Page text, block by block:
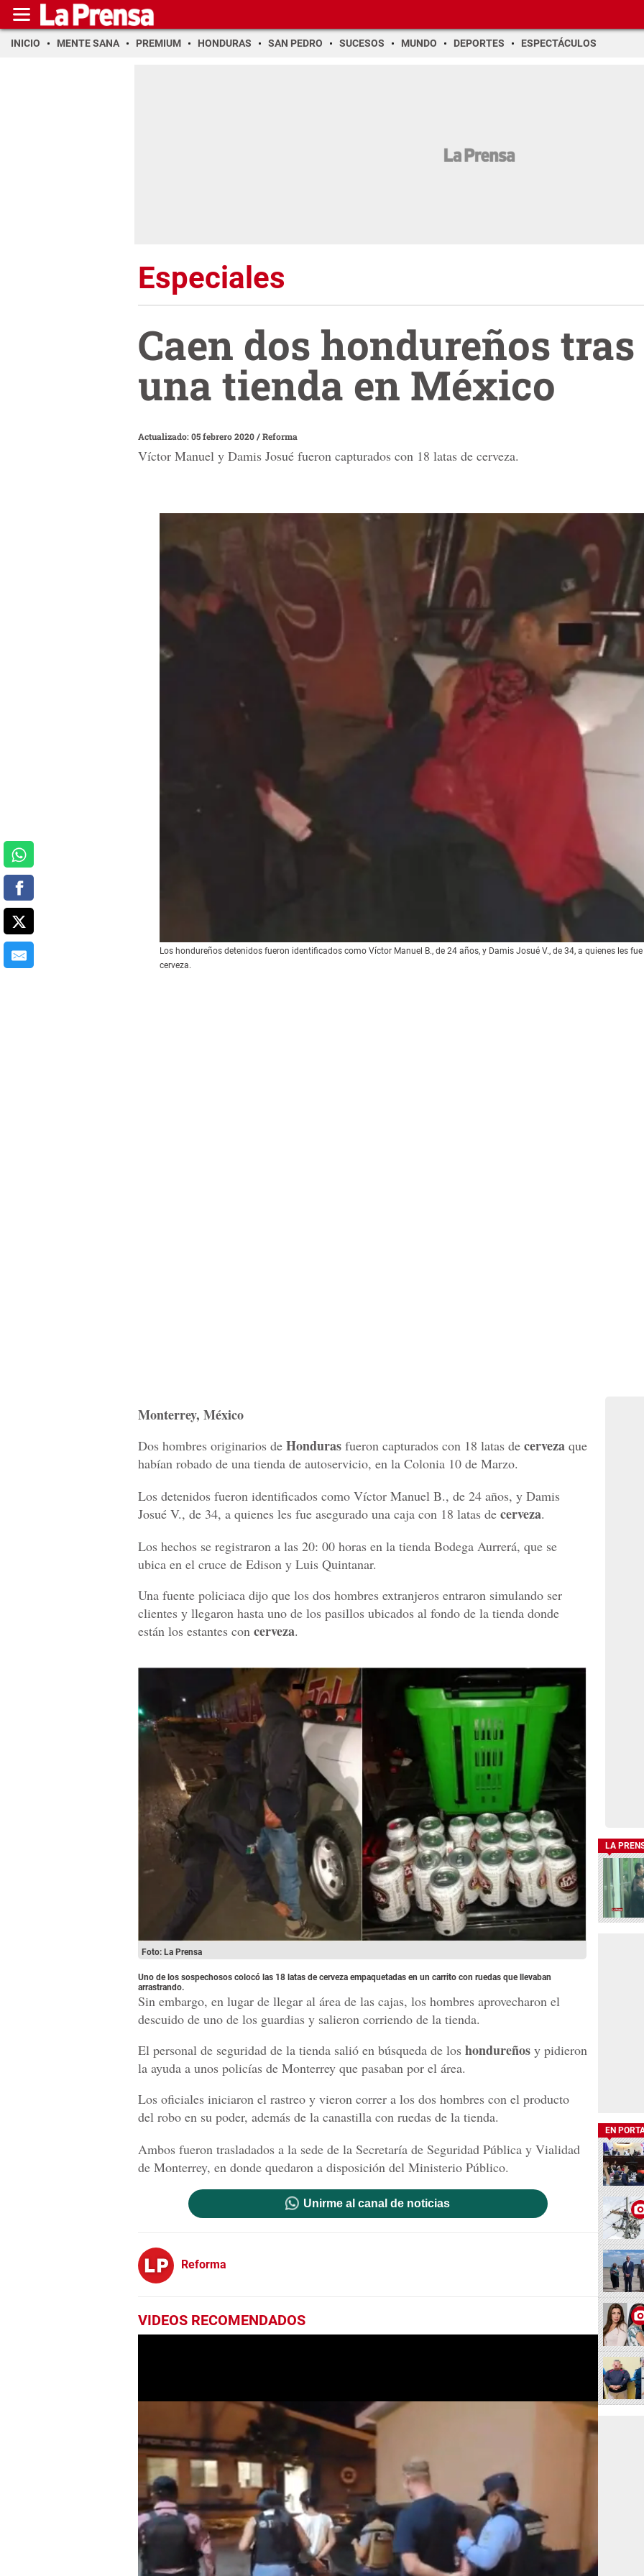
INICIO MENTE SANA PREMIUM HONDURAS SAN PEDRO SUCESOS MUNDO DEPORTES ESPECTÁCULOS
Especiales
Caen dos hondureños
una tienda en México
Actualizado: 05 febrero 2020/Reforma
Víctor Manuel y Damis Josué fueron capturados con 18 latas de cerveza.
Los hondureños detenidos fueron identificados como Víctor Manuel B., de 24 años, y Damis Josué V., de 34, a quienes les
cerveza.
Monterrey, México
Dos hombres originarios de Honduras fueron capturados con 18 latas de cerveza que
habían robado de una tienda de autoservicio, en la Colonia 10 de Marzo.
Los detenidos fueron identificados como Víctor Manuel B., de 24 años, y Damis
Josué V., de 34, a quienes les fue asegurado una caja con 18 latas de cerveza.
Los hechos se registraron a las 20: 00 horas en la tienda Bodega Aurrerá, que se
ubica en el cruce de Edison y Luis Quintanar.
Una fuente policiaca dijo que los dos hombres extranjeros entraron simulando ser
clientes y llegaron hasta uno de los pasillos ubicados al fondo de la tienda donde
están los estantes con cerveza.
Foto: La Prensa
Uno de los sospechosos colocó las 18 latas de cerveza empaquetadas en un carrito con ruedas que llevaban
arrastrando.
Sin embargo, en lugar de llegar al área de las cajas, los hombres aprovecharon el
descuido de uno de los guardias y salieron corriendo de la tienda.
El personal de seguridad de la tienda salió en búsqueda de los hondureños y pidieron
la ayuda a unos policías de Monterrey que pasaban por el área.
Los oficiales iniciaron el rastreo y vieron correr a los dos hombres con el producto
del robo en su poder, además de la canastilla con ruedas de la tienda.
Ambos fueron trasladados a la sede de la Secretaría de Seguridad Pública y Vialidad
de Monterrey, en donde quedaron a disposición del Ministerio Público.
Unirme al canal de noticias
Reforma
VIDEOS RECOMENDADOS
LA
EN